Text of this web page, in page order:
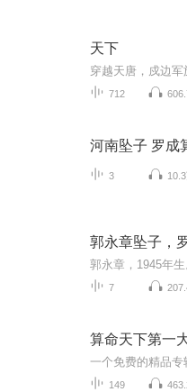
天下
712
河南坠子 罗成
3
郭永章坠子，
7
算命天下第一
一个免费的精品专
149